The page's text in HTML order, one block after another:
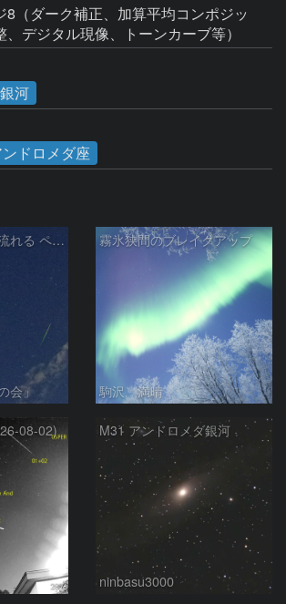
8（ダーク補正、加算平均コンポジッ
、デジタル現像、トーンカーブ等）
河
ドロメダ座
アンドロメダ座を流れる ペルセウス座流星群 の流星
会」
霧氷狭間のブレイクアップ
駒沢 満晴
08-02) M31 アンドロメダ銀河
ninbasu3000